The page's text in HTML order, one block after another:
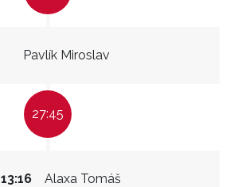
Pavlík Miroslav
27:45
Alaxa Tomáš
13:16